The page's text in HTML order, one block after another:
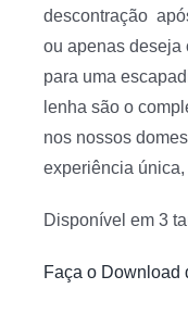
descontração
ou apenas deseja
para uma
lenha são o
nos nossos
experiência
Disponível em 3
Faça o Download